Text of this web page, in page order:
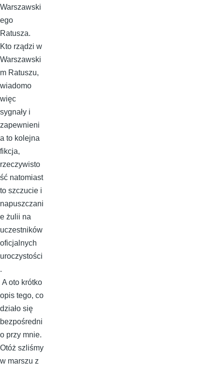
Warszawski
ego
Ratusza.
Kto rządzi w
Warszawski
m Ratuszu,
wiadomo
więc
sygnały i
zapewnieni
a to kolejna
fikcja,
rzeczywisto
ść natomiast
to szczucie i
napuszczani
e żulii na
uczestników
oficjalnych
uroczystości
.
A oto krótko
opis tego, co
działo się
bezpośredni
o przy mnie.
Otóż szliśmy
w marszu z